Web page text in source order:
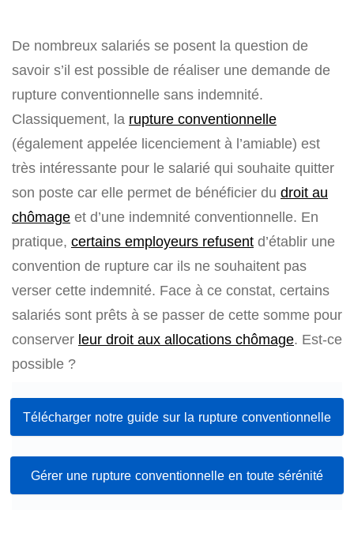
De nombreux salariés se posent la question de
savoir s’il est possible de réaliser une demande de
rupture conventionnelle sans indemnité.
Classiquement, la rupture conventionnelle
(également appelée licenciement à l’amiable) est
très intéressante pour le salarié qui souhaite quitter
son poste car elle permet de bénéficier du droit au
chômage et d’une indemnité conventionnelle. En
pratique, certains employeurs refusent d’établir une
convention de rupture car ils ne souhaitent pas
verser cette indemnité. Face à ce constat, certains
salariés sont prêts à se passer de cette somme pour
conserver leur droit aux allocations chômage. Est-ce
possible ?
Télécharger notre guide sur la rupture conventionnelle
Gérer une rupture conventionnelle en toute sérénité